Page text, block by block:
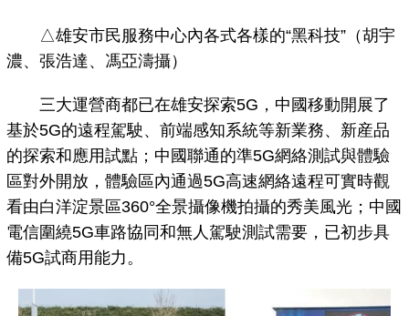
△雄安市民服務中心內各式各樣的“黑科技”（胡宇
濃、張浩達、馮亞濤攝）
三大運營商都已在雄安探索5G，中國移動開展了
基於5G的遠程駕駛、前端感知系統等新業務、新産品
的探索和應用試點；中國聯通的準5G網絡測試與體驗
區對外開放，體驗區內通過5G高速網絡遠程可實時觀
看由白洋淀景區360°全景攝像機拍攝的秀美風光；中國
電信圍繞5G車路協同和無人駕駛測試需要，已初步具
備5G試商用能力。